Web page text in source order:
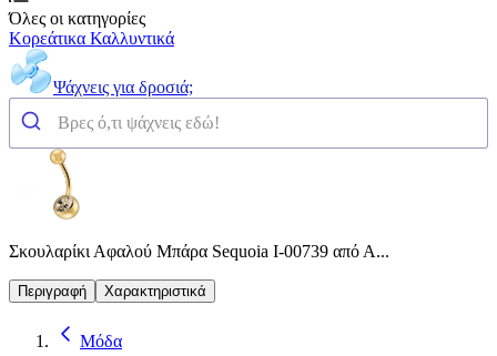
Όλες οι κατηγορίες
Κορεάτικα Καλλυντικά
Ψάχνεις για δροσιά;
Σκουλαρίκι Αφαλού Μπάρα Sequoia I-00739 από Α...
Περιγραφή Χαρακτηριστικά
Μόδα